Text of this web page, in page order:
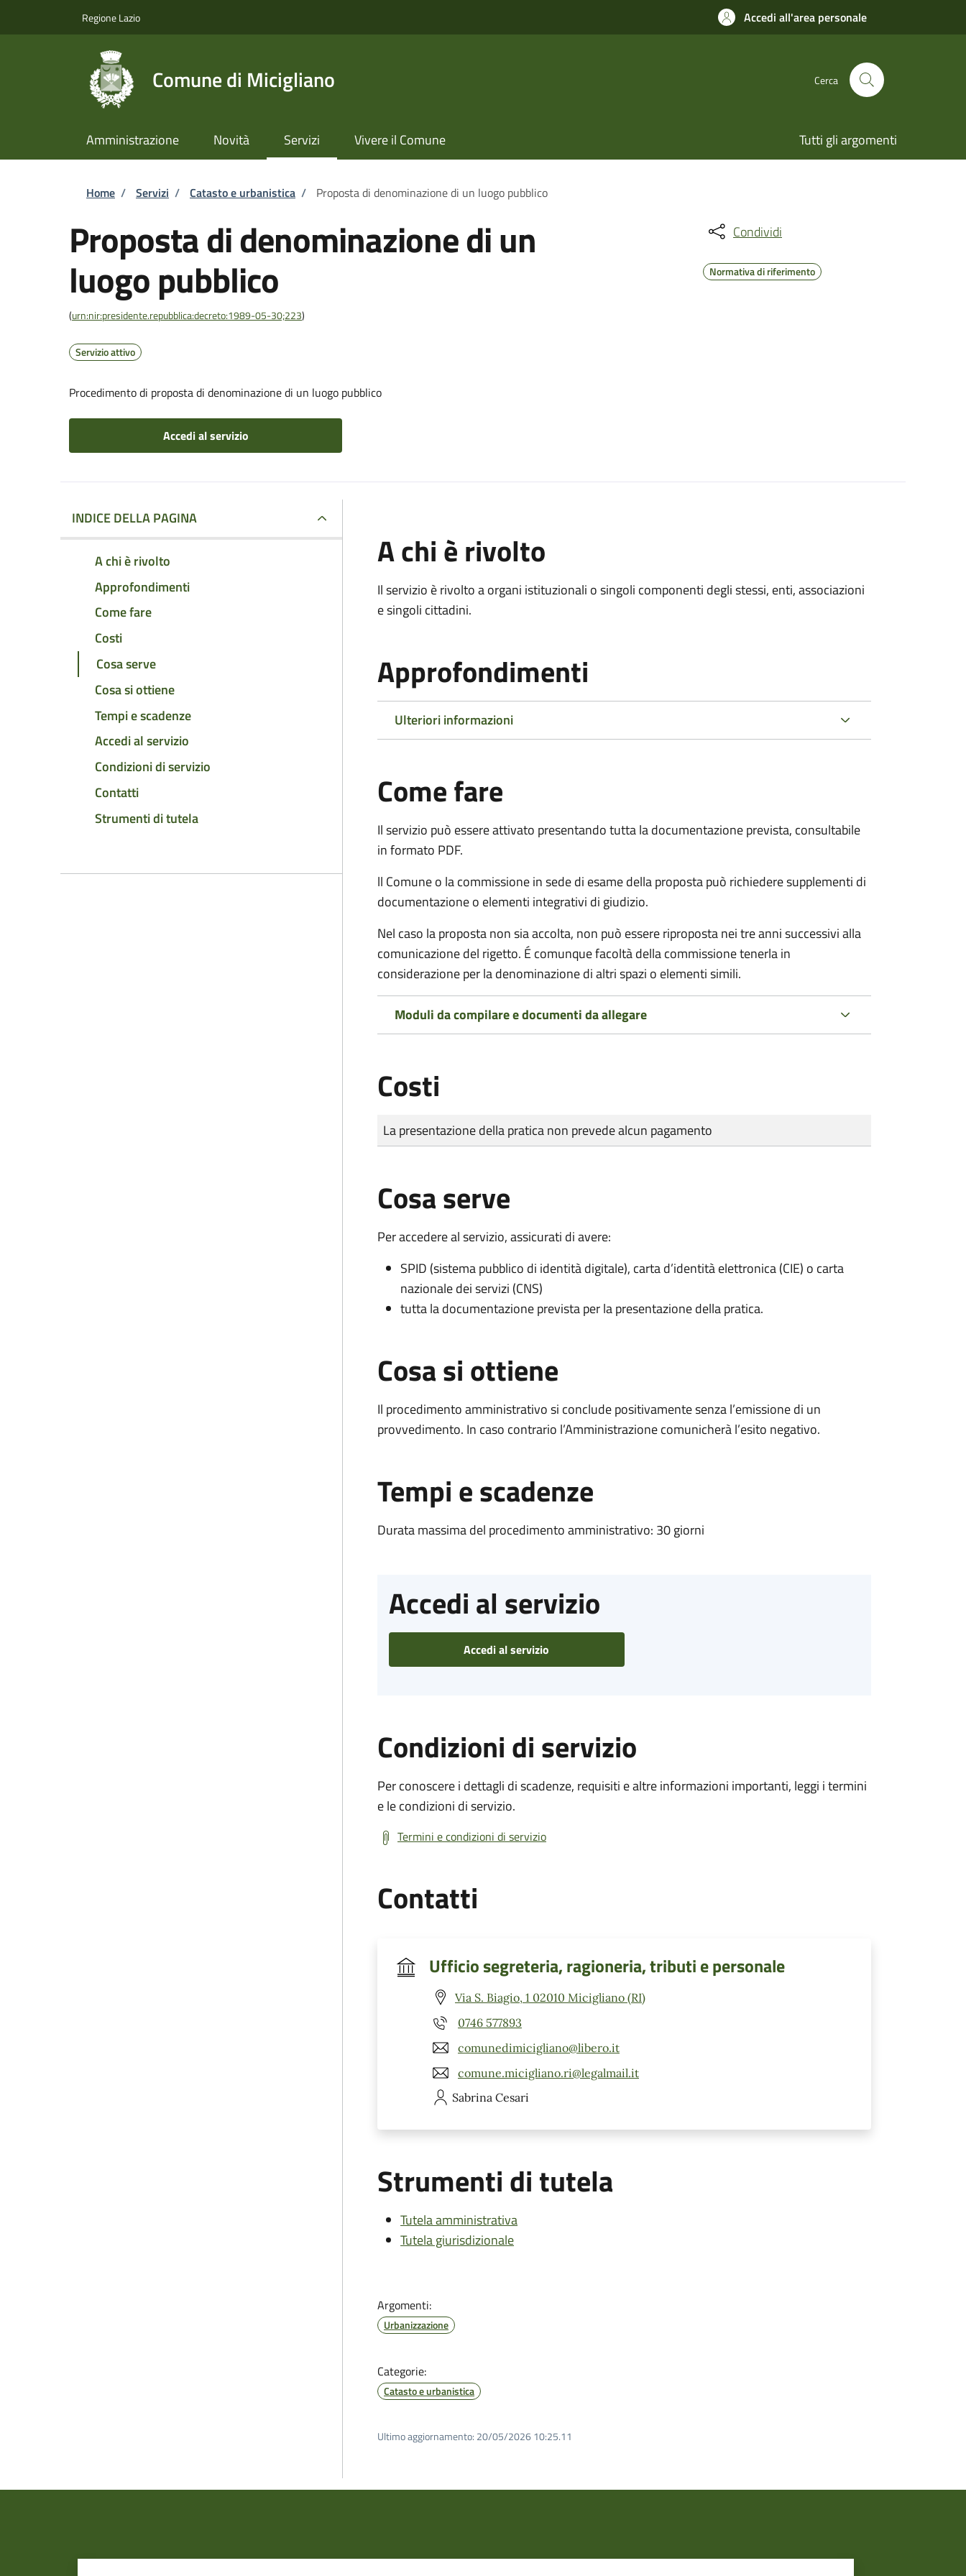
Regione Lazio Accedi all'area personale
Comune di Micigliano Cerca
Amministrazione Novità Servizi Vivere il Comune Tutti gli argomenti
Briciole di pane
Home / Servizi / Catasto e urbanistica / Proposta di denominazione di un luogo pubblico
Proposta di denominazione di un
luogo pubblico
(urn:nir:presidente.repubblica:decreto:1989-05-30;223)
Servizio attivo
Procedimento di proposta di denominazione di un luogo pubblico
Accedi al servizio
Condividi
Normativa di riferimento
INDICE DELLA PAGINA
A chi è rivolto
Approfondimenti
Come fare
Costi
Cosa serve
Cosa si ottiene
Tempi e scadenze
Accedi al servizio
Condizioni di servizio
Contatti
Strumenti di tutela
A chi è rivolto
Il servizio è rivolto a organi istituzionali o singoli componenti degli stessi, enti, associazioni
e singoli cittadini.
Approfondimenti
Ulteriori informazioni
Come fare
Il servizio può essere attivato presentando tutta la documentazione prevista, consultabile
in formato PDF.
ll Comune o la commissione in sede di esame della proposta può richiedere supplementi di
documentazione o elementi integrativi di giudizio.
Nel caso la proposta non sia accolta, non può essere riproposta nei tre anni successivi alla
comunicazione del rigetto. É comunque facoltà della commissione tenerla in
considerazione per la denominazione di altri spazi o elementi simili.
Moduli da compilare e documenti da allegare
Costi
Tipo di pagamento
Importo
La presentazione della pratica non prevede alcun pagamento
Cosa serve
Per accedere al servizio, assicurati di avere:
SPID (sistema pubblico di identità digitale), carta d’identità elettronica (CIE) o carta
nazionale dei servizi (CNS)
tutta la documentazione prevista per la presentazione della pratica.
Cosa si ottiene
Il procedimento amministrativo si conclude positivamente senza l’emissione di un
provvedimento. In caso contrario l’Amministrazione comunicherà l’esito negativo.
Tempi e scadenze
Durata massima del procedimento amministrativo: 30 giorni
Accedi al servizio
Accedi al servizio
Condizioni di servizio
Per conoscere i dettagli di scadenze, requisiti e altre informazioni importanti, leggi i termini
e le condizioni di servizio.
Termini e condizioni di servizio
Contatti
Ufficio segreteria, ragioneria, tributi e personale
Via S. Biagio, 1 02010 Micigliano (RI)
0746 577893
comunedimicigliano@libero.it
comune.micigliano.ri@legalmail.it
Sabrina Cesari
Strumenti di tutela
Tutela amministrativa
Tutela giurisdizionale
Argomenti:
Urbanizzazione
Categorie:
Catasto e urbanistica
Ultimo aggiornamento: 20/05/2026 10:25.11